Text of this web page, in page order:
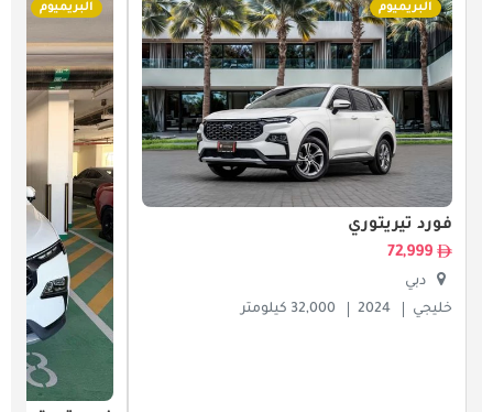
البريميوم
فورد تيريتوري
72,999
دبي
خليجي
2024 32,000 كيلومتر
البريميوم